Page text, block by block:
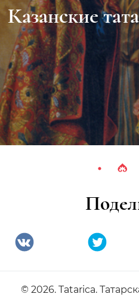
Казанские
© 2026. Tatarica.